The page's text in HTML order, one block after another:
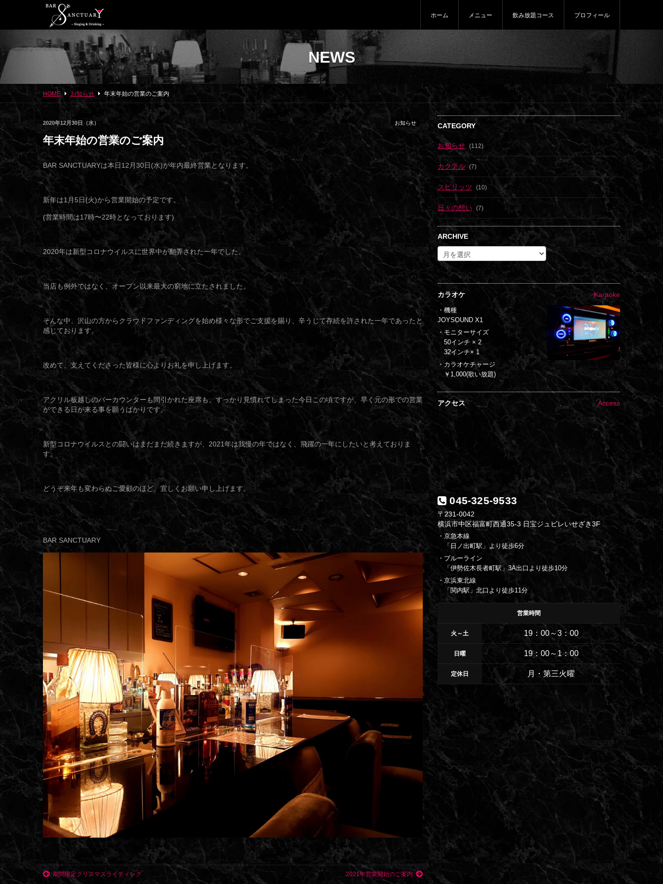
ホーム メニュー 飲み放題コース プロフィール
NEWS
HOME お知らせ 年末年始の営業のご案内
2020年12月30日（水） お知らせ
年末年始の営業のご案内
BAR SANCTUARYは本日12月30日(水)が年内最終営業となります。
新年は1月5日(火)から営業開始の予定です。
(営業時間は17時〜22時となっております)
2020年は新型コロナウイルスに世界中が翻弄された一年でした。
当店も例外ではなく、オープン以来最大の窮地に立たされました。
そんな中、沢山の方からクラウドファンディングを始め様々な形でご支援を賜り、辛うじて存続を許された一年であったと
感じております。
改めて、支えてくださった皆様に心よりお礼を申し上げます。
アクリル板越しのバーカウンターも間引かれた座席も、すっかり見慣れてしまった今日この頃ですが、早く元の形での営業
ができる日が来る事を願うばかりです。
新型コロナウイルスとの闘いはまだまだ続きますが、2021年は我慢の年ではなく、飛躍の一年にしたいと考えておりま
す。
どうぞ来年も変わらぬご愛顧のほど、宜しくお願い申し上げます。
BAR SANCTUARY
期間限定クリスマスライティング 2021年営業開始のご案内
CATEGORY
お知らせ (112)
カクテル (7)
スピリッツ (10)
日々の想い (7)
ARCHIVE
カラオケ Karaoke
・機種
JOYSOUND X1
・モニターサイズ
50インチ × 2
32インチ× 1
・カラオケチャージ
￥1,000(歌い放題)
アクセス Access
045-325-9533
〒231-0042
横浜市中区福富町西通35-3 日宝ジュビレいせざき3F
・京急本線
「日ノ出町駅」より徒歩6分
・ブルーライン
「伊勢佐木長者町駅」3A出口より徒歩10分
・京浜東北線
「関内駅」北口より徒歩11分
営業時間
火～土 19：00～3：00
日曜 19：00～1：00
定休日 月・第三火曜